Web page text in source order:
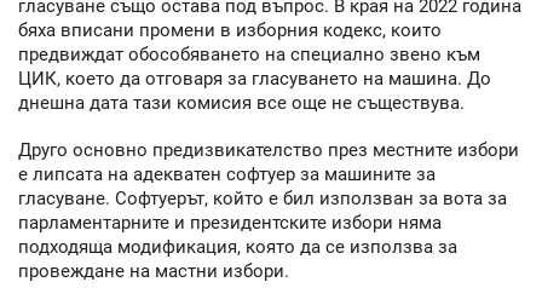
гласуване също остава под въпрос. В края на 2022 година
бяха вписани промени в изборния кодекс, които
предвиждат обособяването на специално звено към
ЦИК, което да отговаря за гласуването на машина. До
днешна дата тази комисия все още не съществува.
Друго основно предизвикателство през местните избори
е липсата на адекватен софтуер за машините за
гласуване. Софтуерът, който е бил използван за вота за
парламентарните и президентските избори няма
подходяща модификация, която да се използва за
провеждане на мастни избори.